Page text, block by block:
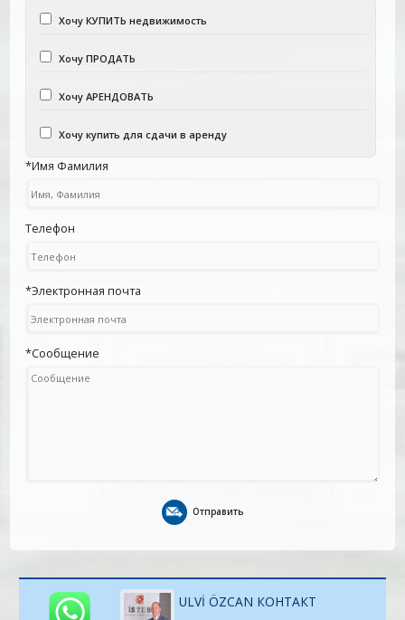
Хочу КУПИТЬ недвижимость
Хочу ПРОДАТЬ
Хочу АРЕНДОВАТЬ
Хочу купить для сдачи в аренду
*Имя Фамилия
Телефон
*Электронная почта
*Сообщение
Отправить
ULVİ ÖZCAN КОНТАКТ